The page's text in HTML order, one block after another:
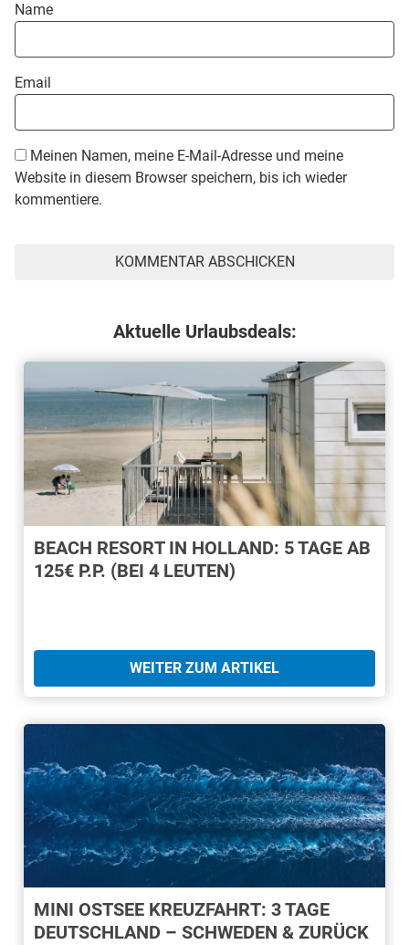
Name
Email
Meinen Namen, meine E-Mail-Adresse und meine
Website in diesem Browser speichern, bis ich wieder
kommentiere.
Aktuelle Urlaubsdeals:
BEACH RESORT IN HOLLAND: 5 TAGE AB
125€ P.P. (BEI 4 LEUTEN)
WEITER ZUM ARTIKEL
MINI OSTSEE KREUZFAHRT: 3 TAGE
DEUTSCHLAND – SCHWEDEN & ZURÜCK